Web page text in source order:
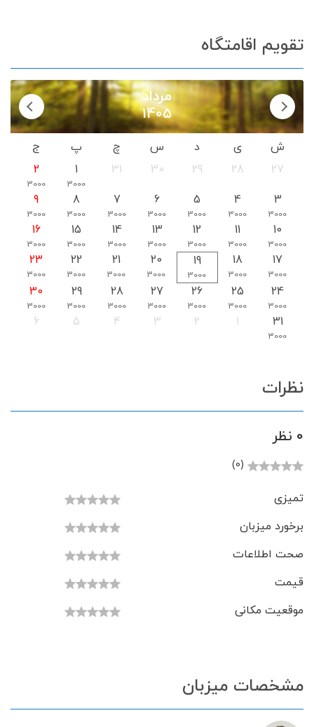
تقویم اقامتگاه
مرداد
1405
ش ی د س چ پ
ج
27
28
29
30
31
1
3000
2
3000
3
3000
4
3000
5
3000
6
3000
7
3000
8
3000
9
3000
10
3000
11
3000
12
3000
13
3000
14
3000
15
3000
16
3000
17
3000
18
3000
19
3000
20
3000
21
3000
22
3000
23
3000
24
3000
25
3000
26
3000
27
3000
28
3000
29
3000
30
3000
31
3000
1
2
3
4
5
6
نظرات
0 نظر
(0)
تمیزی
برخورد میزبان
صحت اطلاعات
قیمت
موقعیت مکانی
مشخصات میزبان